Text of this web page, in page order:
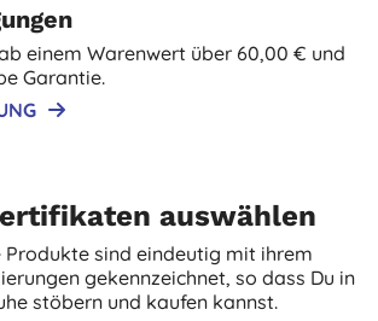
einem Warenwert über 60,00 € und
Garantie.
auswählen
Produkte sind eindeutig mit ihrem
gekennzeichnet, so dass Du in
stöbern und kaufen kannst.